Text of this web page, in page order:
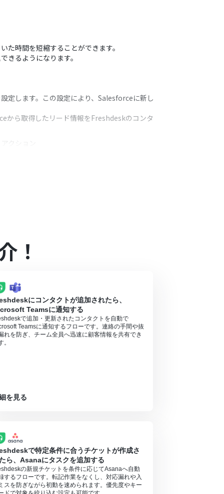
時間を短縮することができます。
きるようになります。
定します。この設定により、Salesforceに新し
から取得したリード情報をFreshdeskのコンタ
ンの場合は設定しているフローボットのオペ
には制限対象のアプリを使用することができ
！
にコンタクトが追加されたら、
Teamsに通知する
で追加・更新されたコンタクトを自動で
Teamsに通知するフローです。連絡の手間や抜
れを防ぎ、チーム全員へ迅速に顧客情報を共有でき
。
を見る
で特定条件に合うチケットが作成さ
ら、Asanaにタスクを追加する
の新規チケットを条件に応じてAsanaへ自動
するフローです。転記作業をなくし、対応漏れや入
スを防ぎながら初動を速められます。優先度やキー